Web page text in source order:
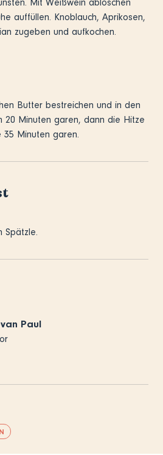
Mit Weißwein ablöschen
auffüllen. Knoblauch, Aprikosen,
zugeben und aufkochen.
Butter bestreichen und in den
20 Minuten garen, dann die Hitze
Minuten garen.
Spätzle.
Paul